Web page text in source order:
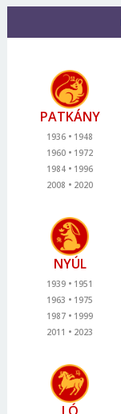
PATKÁNY
1936
1948
1960
1972
1984
1996
2008
2020
NYÚL
1939
1951
1963
1975
1987
1999
2011
2023